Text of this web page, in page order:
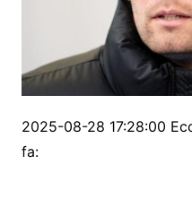
2025-08-28 17:28:00
fa: